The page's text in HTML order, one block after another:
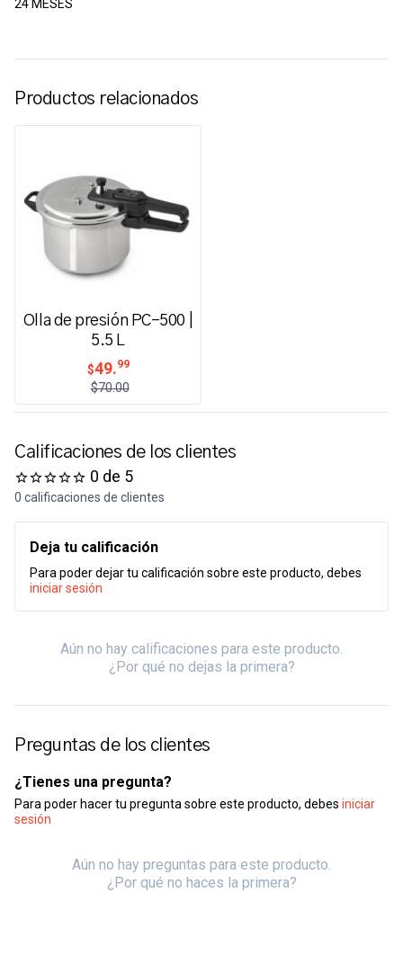
24 MESES
Productos relacionados
Olla de presión PC-500 |
5.5 L
$49.99
$70.00
Calificaciones de los clientes
0 de 5
0 calificaciones de clientes
Deja tu calificación
Para poder dejar tu calificación sobre este producto, debes
iniciar sesión
Aún no hay calificaciones para este producto.
¿Por qué no dejas la primera?
Preguntas de los clientes
¿Tienes una pregunta?
Para poder hacer tu pregunta sobre este producto, debes iniciar
sesión
Aún no hay preguntas para este producto.
¿Por qué no haces la primera?